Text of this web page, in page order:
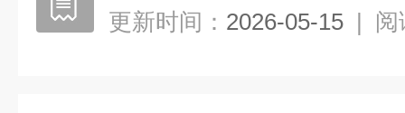
更新时间： 2026-05-15 | 阅